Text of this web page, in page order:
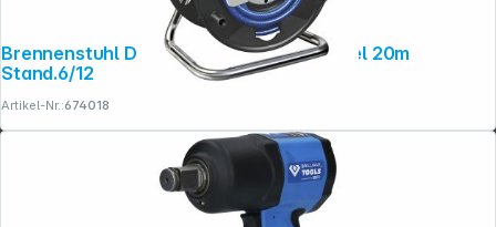
Brennenstuhl Druckluft Schlauchtrommel 20m
Stand.6/12
Artikel-Nr.:674018